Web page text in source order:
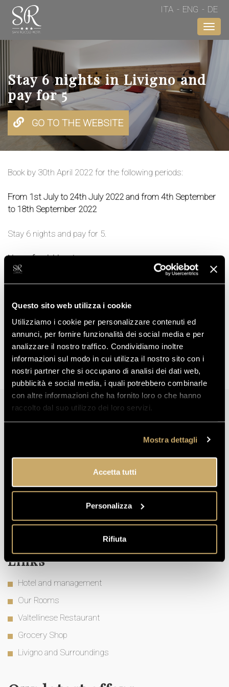
Questo sito web utilizza i cookie
Utilizziamo i cookie per personalizzare contenuti ed
annunci, per fornire funzionalità dei social media e per
analizzare il nostro traffico. Condividiamo inoltre
informazioni sul modo in cui utilizza il nostro sito con i
nostri partner che si occupano di analisi dei dati web,
pubblicità e social media, i quali potrebbero combinarle
con altre informazioni che ha fornito loro o che hanno
raccolto dal suo utilizzo dei loro servizi.
Mostra dettagli
Accetta tutti
Personalizza
Rifiuta
ITA ENG
DE
Stay 6 nights in Livigno and
pay for 5
GO TO THE WEBSITE
Book by 30th April 2022 for the following periods:
From 1st July to 24th July 2022 and from 4th September
to 18th September 2022
Stay 6 nights and pay for 5.
Non-refundable rate
GO BACK TO THE LIST
Book
your room now
Booking from our website is convenient, check out
our availability.
Via Saroch 782 - 23041 Livigno (SO)- Italy
TELEPHONE
E-MAIL
Links
Hotel and management
Our Rooms
Valtellinese Restaurant
Grocery Shop
Livigno and Surroundings